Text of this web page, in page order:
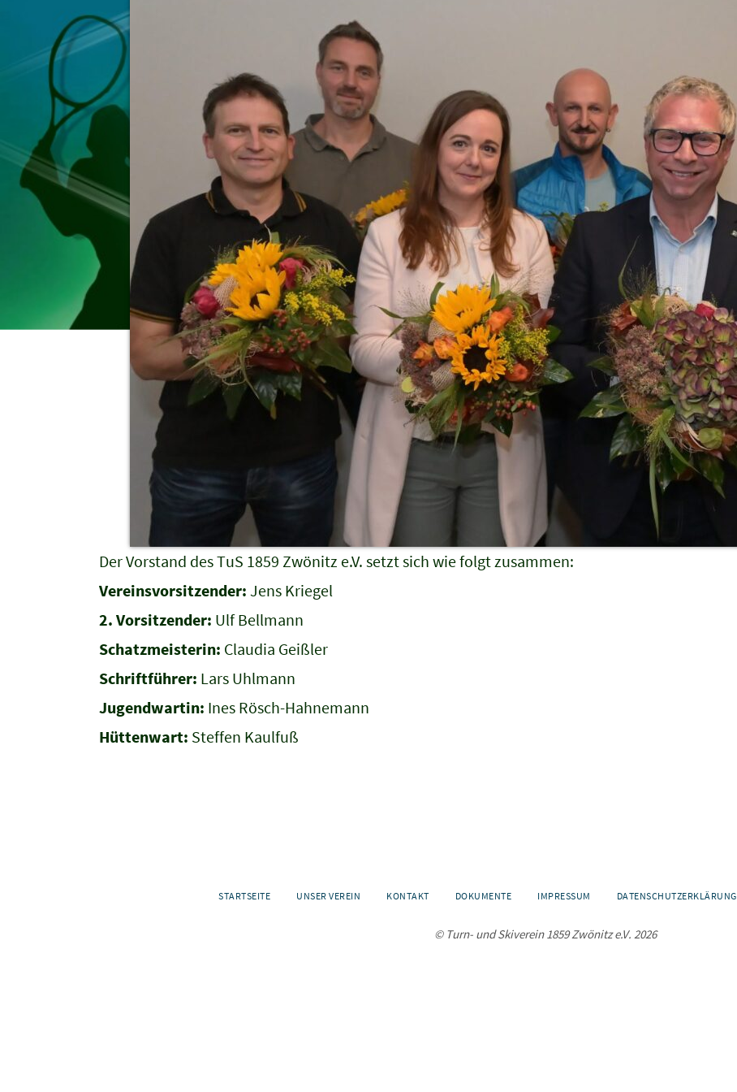
Der Vorstand des TuS 1859 Zwönitz e.V. setzt sich wie folgt zusammen:
Vereinsvorsitzender: Jens Kriegel
2. Vorsitzender: Ulf Bellmann
Schatzmeisterin: Claudia Geißler
Schriftführer: Lars Uhlmann
Jugendwartin: Ines Rösch-Hahnemann
Hüttenwart: Steffen Kaulfuß
STARTSEITE UNSER VEREIN KONTAKT DOKUMENTE IMPRESSUM DATENSCHUTZERKLÄRUNG
© Turn- und Skiverein 1859 Zwönitz e.V. 2026